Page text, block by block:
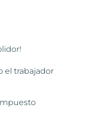
el trabajador